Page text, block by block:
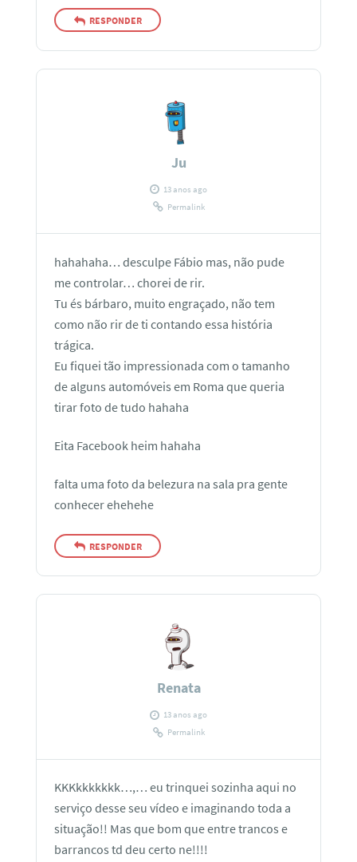
RESPONDER
Ju
13 anos ago
Permalink
hahahaha… desculpe Fábio mas, não pude
me controlar… chorei de rir.
Tu és bárbaro, muito engraçado, não tem
como não rir de ti contando essa história
trágica.
Eu fiquei tão impressionada com o tamanho
de alguns automóveis em Roma que queria
tirar foto de tudo hahaha
Eita Facebook heim hahaha
falta uma foto da belezura na sala pra gente
conhecer ehehehe
RESPONDER
Renata
13 anos ago
Permalink
KKKkkkkkkk…,… eu trinquei sozinha aqui no
serviço desse seu vídeo e imaginando toda a
situação!! Mas que bom que entre trancos e
barrancos td deu certo ne!!!!